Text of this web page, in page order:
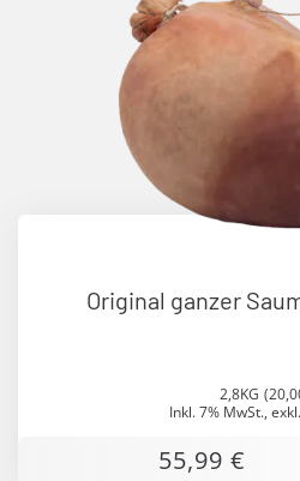
Original ganzer
2,8KG
55,99 €
Inkl. 7% MwSt., exkl.